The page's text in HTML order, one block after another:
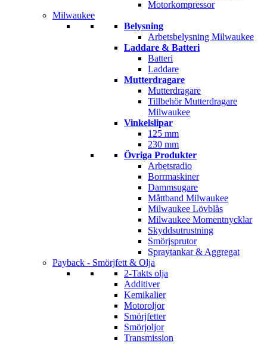
Motorkompressor
Milwaukee
Belysning
Arbetsbelysning Milwaukee
Laddare & Batteri
Batteri
Laddare
Mutterdragare
Mutterdragare
Tillbehör Mutterdragare
Milwaukee
Vinkelslipar
125 mm
230 mm
Övriga Produkter
Arbetsradio
Borrmaskiner
Dammsugare
Måttband Milwaukee
Milwaukee Lövblås
Milwaukee Momentnycklar
Skyddsutrustning
Smörjsprutor
Spraytankar & Aggregat
Payback - Smörjfett & Olja
2-Takts olja
Additiver
Kemikalier
Motoroljor
Smörjfetter
Smörjoljor
Transmission